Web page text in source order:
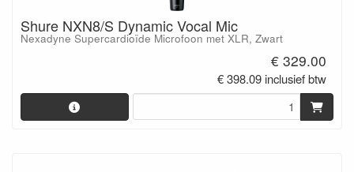
Shure NXN8/S Dynamic Vocal Mic
Nexadyne Supercardioïde Microfoon met XLR, Zwart
€ 329.00
€ 398.09 inclusief btw